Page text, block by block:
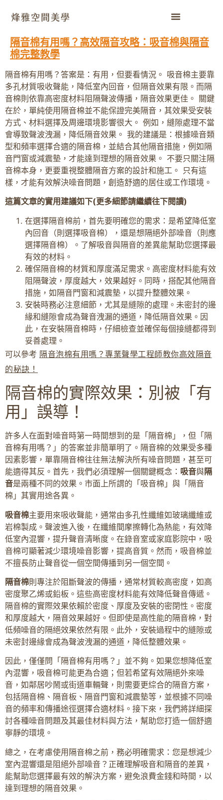
隔音棉有用嗎？高效隔音攻略：吸音棉與隔音
棉完整教學
隔音棉有用嗎？答案是：有用，但要看情況。 吸音棉主要靠
多孔材質吸收聲能，降低室內回音，但隔音效果有限。而隔
音棉則依靠高密度材料阻隔聲波傳播，隔音效果更佳。 關鍵
在於，單純使用隔音棉並不能保證完美隔音，其效果受安裝
方式、材料選擇及周邊環境影響很大。 例如，縫隙處理不當
會導致聲波洩漏，降低隔音效果。 我的建議是：根據噪音類
型和頻率選擇合適的隔音棉，並結合其他隔音措施，例如隔
音門窗或減震墊，才能達到理想的隔音效果。 不要只關注隔
音棉本身，更要重視整體隔音方案的設計和施工。 只有這
樣，才能有效解決噪音問題，創造舒適的居住或工作環境。
這篇文章的實用建議如下(更多細節請繼續往下閱讀)
在選擇隔音棉前，首先要明確您的需求：是希望降低室
內回音（則選擇吸音棉），還是想隔絕外部噪音（則應
選擇隔音棉）。了解吸音與隔音的差異能幫助您選擇最
有效的材料。
確保隔音棉的材質和厚度滿足需求。高密度材料能有效
阻隔聲波，厚度越大，效果越好。同時，搭配其他隔音
措施，如隔音門窗和減震墊，以提升整體效果。
安裝時務必注意細節，尤其是縫隙的處理。未密封的邊
緣和縫隙會成為聲音洩漏的通道，降低隔音效果。因
此，在安裝隔音棉時，仔細檢查並確保每個接縫都得到
妥善處理。
可以參考 隔音泡棉有用嗎？專業聲學工程師教你高效隔音
的秘訣！
隔音棉的實際效果：別被「有
用」誤導！
許多人在面對噪音時第一時間想到的是「隔音棉」，但「隔
音棉有用嗎？」的答案並非簡單明了。隔音棉的效果受多種
因素影響，單靠隔音棉往往無法解決所有噪音問題，甚至可
能適得其反。首先，我們必須理解一個關鍵概念： 吸音與隔
音是兩種不同的效果。市面上所謂的「吸音棉」與「隔音
棉」其實用途各異。
吸音棉主要用來吸收聲能，通常由多孔性纖維如玻璃纖維或
岩棉製成。聲波進入後，在纖維間摩擦轉化為熱能，有效降
低室內混響，提升聲音清晰度。在錄音室或家庭影院中，吸
音棉可顯著減少環境噪音影響，提高音質。然而，吸音棉並
不擅長防止聲音從一個空間傳播到另一個空間。
隔音棉則專注於阻斷聲波的傳播，通常材質較高密度，如高
密度聚乙烯或鉛板。這些高密度材料能有效降低聲音傳遞。
隔音棉的實際效果依賴於密度、厚度及安裝的密閉性。密度
和厚度越大，隔音效果越好。但即使是高性能的隔音棉，對
低頻噪音的隔絕效果依然有限。此外，安裝過程中的縫隙或
未密封邊緣會成為聲波洩漏的通道，降低整體效果。
因此，僅僅問「隔音棉有用嗎？」並不夠。如果您想降低室
內混響，吸音棉可能更為合適；但若希望有效隔絕外來噪
音，如鄰居吵鬧或街道車輛聲，則需要更綜合的隔音方案，
包括隔音棉、隔音板、隔音門窗和減震墊等，並根據不同噪
音的頻率和傳播途徑選擇合適材料。接下來，我們將詳細探
討各種噪音問題及其最佳材料與方法，幫助您打造一個舒適
寧靜的環境。
總之，在考慮使用隔音棉之前，務必明確需求：您是想減少
室內混響還是阻絕外部噪音？正確理解吸音和隔音的差異，
能幫助您選擇最有效的解決方案，避免浪費金錢和時間，以
達到理想的隔音效果。